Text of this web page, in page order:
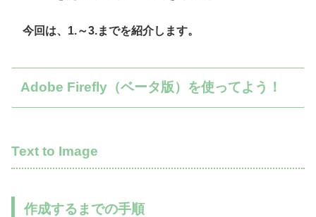
今回は、1.～3.までを紹介します。
Adobe Firefly（ベータ版）を使ってよう！
Text to Image
作成するまでの手順